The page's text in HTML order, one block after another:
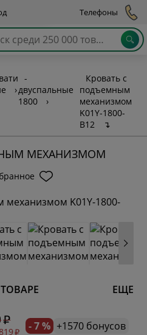
Телефоны
›
-
двуспальные
1800
›
Кровать с
подъемным
механизмом
K01Y-1800-
B12
↴
МЕХАНИЗМОМ
ЕЩЕ
- 7 % +1570 бонусов